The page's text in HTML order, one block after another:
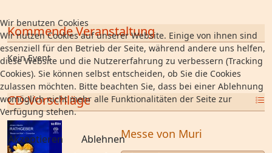
Kommende Veranstaltung
Kein Event
CD-Vorschläge
Messe von Muri
Wir benutzen Cookies
Wir nutzen Cookies auf unserer Website. Einige von ihnen sind
essenziell für den Betrieb der Seite, während andere uns helfen,
diese Website und die Nutzererfahrung zu verbessern (Tracking
Cookies). Sie können selbst entscheiden, ob Sie die Cookies
zulassen möchten. Bitte beachten Sie, dass bei einer Ablehnung
womöglich nicht mehr alle Funktionalitäten der Seite zur
Verfügung stehen.
Akzeptieren Ablehnen